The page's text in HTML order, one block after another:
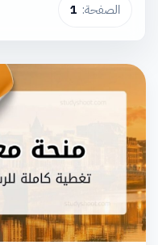
الصفحة: 1